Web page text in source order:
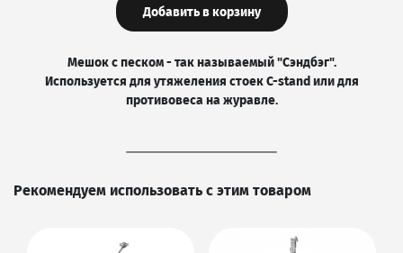
Добавить в корзину
Мешок с песком - так называемый "Сэндбэг".
Используется для утяжеления стоек C-stand или для
противовеса на журавле.
Рекомендуем использовать с этим товаром